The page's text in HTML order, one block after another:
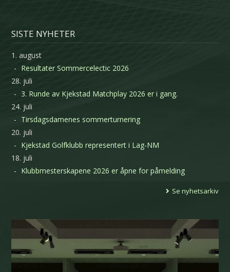
SISTE NYHETER
1. august
Resultater Sommercelectic 2026
28. juli
3. Runde av Kjekstad Matchplay 2026 er i gang.
24. juli
Tirsdagsdamenes sommerturnering
20. juli
Kjekstad Golfklubb representert i Lag-NM
18. juli
Klubbmesterskapene 2026 er åpne for påmelding
Se nyhetsarkiv